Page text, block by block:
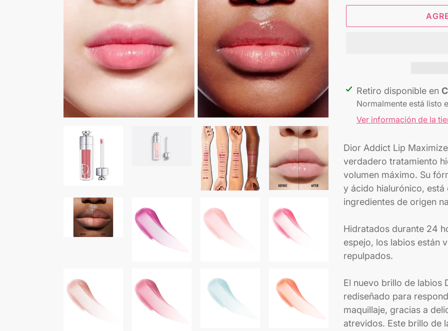
Agregando
producto
tu
carrito
Retiro disponible en
Normalmente está listo
Ver información de la
Dior Addict Lip
verdadero tratamiento
volumen máximo. Su
y ácido hialurónico,
ingredientes de origen
Hidratados durante 24
espejo, los labios están
repulpados.
El nuevo brillo de labios
rediseñado para
maquillaje, gracias a
atrevidos. Este brillo de